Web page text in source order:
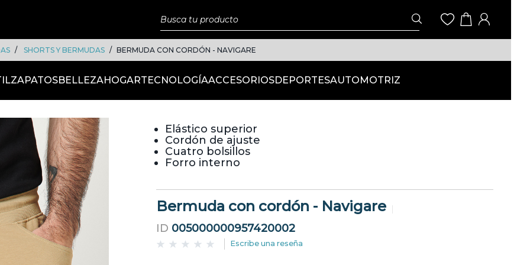
SHORTS Y BERMUDAS BERMUDA CON CORDÓN - NAVIGARE
ZAPATOSBELLEZAHOGARTECNOLOGÍAACCESORIOSDEPORTESAUTOMOTRIZ
Elástico superior
Cordón de ajuste
Cuatro bolsillos
Forro interno
Bermuda con cordón - Navigare
ID 005000000957420002
Escribe una reseña